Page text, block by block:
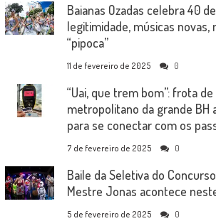
Baianas Ozadas celebra 40
legitimidade, músicas novas,
“pipoca”
11 de fevereiro de 2025 0
“Uai, que trem bom”: frota
metropolitano da grande BH
para se conectar com os
7 de fevereiro de 2025 0
Baile da Seletiva do
Mestre Jonas acontece
5 de fevereiro de 2025 0